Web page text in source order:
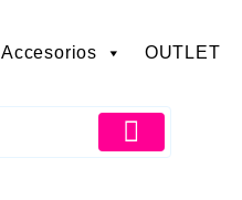
Accesorios OUTLET